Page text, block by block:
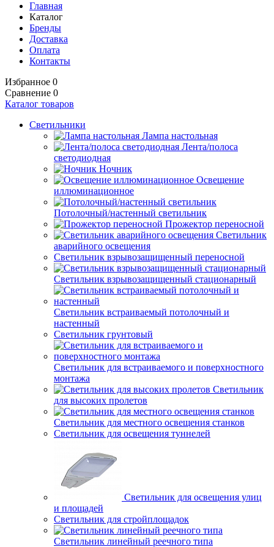
Главная
Каталог
Бренды
Доставка
Оплата
Контакты
Избранное 0
Сравнение 0
Каталог товаров
Светильники
Лампа настольная
Лента/полоса
светодиодная
Ночник
Освещение
иллюминационное
Потолочный/настенный светильник
Прожектор переносной
Светильник
аварийного освещения
Светильник взрывозащищенный переносной
Светильник взрывозащищенный стационарный
Светильник встраиваемый потолочный и
настенный
Светильник грунтовый
Светильник для встраиваемого и поверхностного
монтажа
Светильник
для высоких пролетов
Светильник для местного освещения станков
Светильник для освещения туннелей
Светильник для освещения улиц
и площадей
Светильник для стройплощадок
Светильник линейный реечного типа